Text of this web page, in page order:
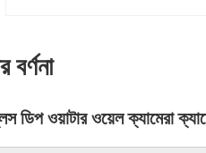
বর্ণনা
ডিপ ওয়াটার ওয়েল ক্যামেরা